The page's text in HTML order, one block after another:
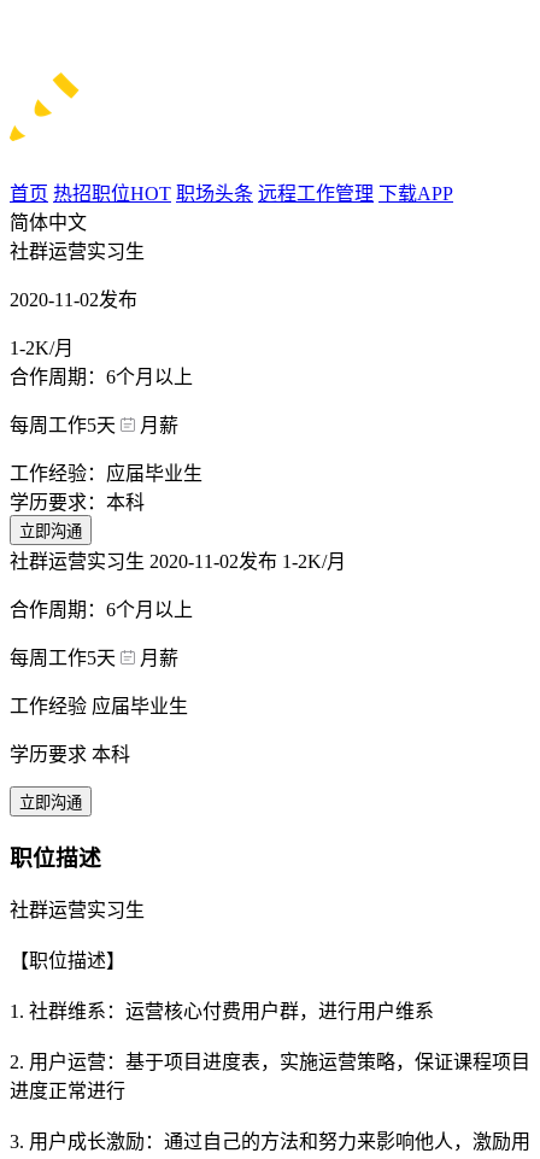
首页 热招职位HOT 职场头条 远程工作管理 下载APP
简体中文
社群运营实习生
2020-11-02发布
1-2K/月
合作周期：6个月以上
每周工作5天 月薪
工作经验：应届毕业生
学历要求：本科
立即沟通
社群运营实习生 2020-11-02发布 1-2K/月
合作周期：6个月以上
每周工作5天 月薪
工作经验 应届毕业生
学历要求 本科
立即沟通
职位描述
社群运营实习生
【职位描述】
1. 社群维系：运营核心付费用户群，进行用户维系
2. 用户运营：基于项目进度表，实施运营策略，保证课程项目
进度正常进行
3. 用户成长激励：通过自己的方法和努力来影响他人，激励用